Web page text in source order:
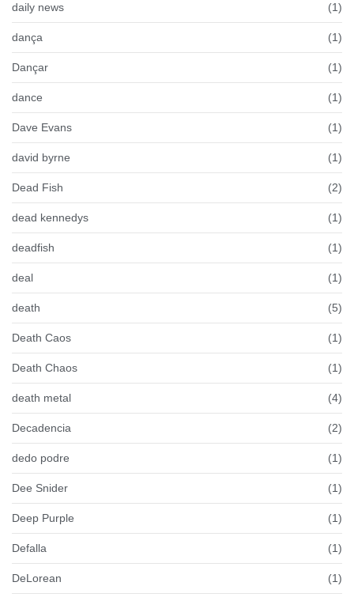
daily news (1)
dança (1)
Dançar (1)
dance (1)
Dave Evans (1)
david byrne (1)
Dead Fish (2)
dead kennedys (1)
deadfish (1)
deal (1)
death (5)
Death Caos (1)
Death Chaos (1)
death metal (4)
Decadencia (2)
dedo podre (1)
Dee Snider (1)
Deep Purple (1)
Defalla (1)
DeLorean (1)